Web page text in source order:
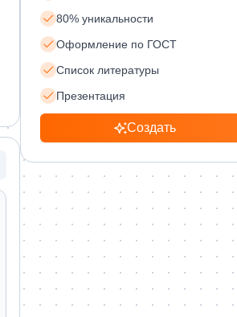
80% уникальности
Оформление по ГОСТ
Список литературы
Презентация
Создать